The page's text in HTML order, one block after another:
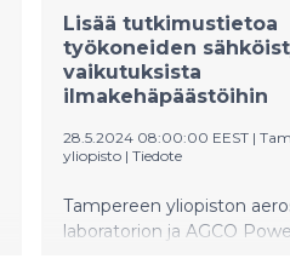
Lisää tutkimustietoa
työkoneiden
vaikutuksista
ilmakehäpäästöihin
28.5.2024 08:00:00 EEST |
yliopisto | Tiedote
Tampereen yliopiston
laboratorion ja AGCO